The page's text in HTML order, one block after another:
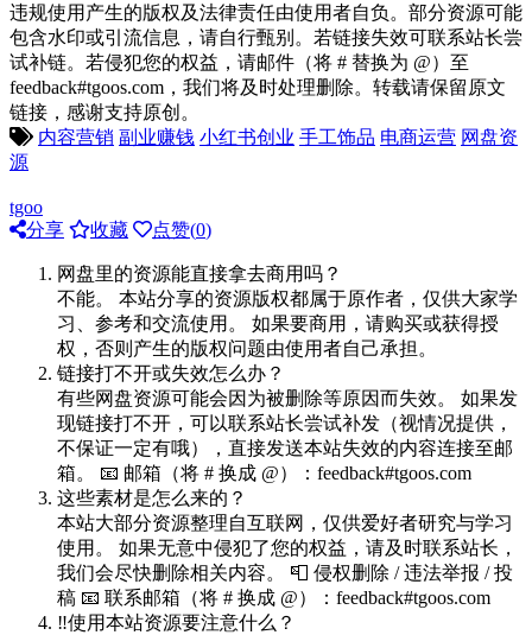
违规使用产生的版权及法律责任由使用者自负。部分资源可能
包含水印或引流信息，请自行甄别。若链接失效可联系站长尝
试补链。若侵犯您的权益，请邮件（将 # 替换为 @）至
feedback#tgoos.com，我们将及时处理删除。转载请保留原文
链接，感谢支持原创。
内容营销 副业赚钱 小红书创业 手工饰品 电商运营 网盘资
源
tgoo
分享
收藏 点赞(0)
网盘里的资源能直接拿去商用吗？
不能。 本站分享的资源版权都属于原作者，仅供大家学
习、参考和交流使用。 如果要商用，请购买或获得授
权，否则产生的版权问题由使用者自己承担。
链接打不开或失效怎么办？
有些网盘资源可能会因为被删除等原因而失效。 如果发
现链接打不开，可以联系站长尝试补发（视情况提供，
不保证一定有哦），直接发送本站失效的内容连接至邮
箱。 📧 邮箱（将 # 换成 @）：feedback#tgoos.com
这些素材是怎么来的？
本站大部分资源整理自互联网，仅供爱好者研究与学习
使用。 如果无意中侵犯了您的权益，请及时联系站长，
我们会尽快删除相关内容。 📮 侵权删除 / 违法举报 / 投
稿 📧 联系邮箱（将 # 换成 @）：feedback#tgoos.com
‼️使用本站资源要注意什么？